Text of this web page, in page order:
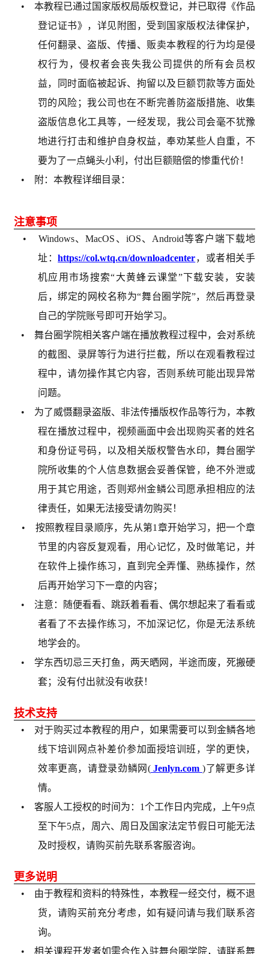
• 本教程已通过国家版权局版权登记，并已取得《作品
登记证书》，详见附图，受到国家版权法律保护，
任何翻录、盗版、传播、贩卖本教程的行为均是侵
权行为，侵权者会丧失我公司提供的所有会员权
益，同时面临被起诉、拘留以及巨额罚款等方面处
罚的风险；我公司也在不断完善防盗版措施、收集
盗版信息化工具等，一经发现，我公司会毫不犹豫
地进行打击和维护自身权益，奉劝某些人自重，不
要为了一点蝇头小利，付出巨额赔偿的惨重代价！
• 附：本教程详细目录：
注意事项
• Windows、MacOS、iOS、Android等客户端下载地
址：https://col.wtq.cn/downloadcenter，或者相关手
机应用市场搜索“大黄蜂云课堂”下载安装，安装
后，绑定的网校名称为“舞台圈学院”，然后再登录
自己的学院账号即可开始学习。
• 舞台圈学院相关客户端在播放教程过程中，会对系统
的截图、录屏等行为进行拦截，所以在观看教程过
程中，请勿操作其它内容，否则系统可能出现异常
问题。
• 为了威慑翻录盗版、非法传播版权作品等行为，本教
程在播放过程中，视频画面中会出现购买者的姓名
和身份证号码，以及相关版权警告水印，舞台圈学
院所收集的个人信息数据会妥善保管，绝不外泄或
用于其它用途，否则郑州金鳞公司愿承担相应的法
律责任，如果无法接受请勿购买！
• 按照教程目录顺序，先从第1章开始学习，把一个章
节里的内容反复观看，用心记忆，及时做笔记，并
在软件上操作练习，直到完全弄懂、熟练操作，然
后再开始学习下一章的内容；
• 注意：随便看看、跳跃着看看、偶尔想起来了看看或
者看了不去操作练习，不加深记忆，你是无法系统
地学会的。
• 学东西切忌三天打鱼，两天晒网，半途而废，死搬硬
套；没有付出就没有收获！
技术支持
• 对于购买过本教程的用户，如果需要可以到金鳞各地
线下培训网点补差价参加面授培训班，学的更快，
效率更高，请登录劲鳞网(Jenlyn.com )了解更多详
情。
• 客服人工授权的时间为：1个工作日内完成，上午9点
至下午5点，周六、周日及国家法定节假日可能无法
及时授权，请购买前先联系客服咨询。
更多说明
• 由于教程和资料的特殊性，本教程一经交付，概不退
货，请购买前充分考虑，如有疑问请与我们联系咨
询。
• 相关课程开发者如需合作入驻舞台圈学院，请联系舞